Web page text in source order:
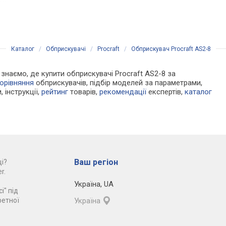
Каталог / Обприскувачі / Procraft / Обприскувач Procraft AS2-8
знаємо, де купити обприскувачі Procraft AS2-8 за
обприскувачів, підбір моделей за параметрами,
інструкції,рейтинг товарів,рекомендації експертів,каталог
під
Ваш регіон
Україна, UA
Україна